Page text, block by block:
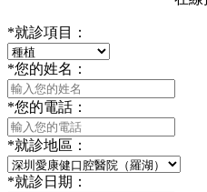
*就診項目：
*您的姓名：
*您的電話：
*就診地區：
*就診日期：